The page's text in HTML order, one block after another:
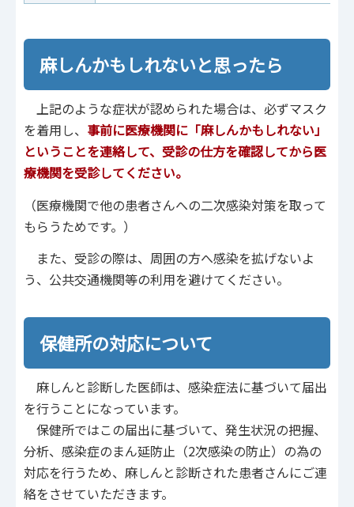
麻しんかもしれないと思ったら
上記のような症状が認められた場合は、必ずマスク
を着用し、 事前に医療機関に「麻しんかもしれない」
ということを連絡して、受診の仕方を確認してから医
療機関を受診してください。
（医療機関で他の患者さんへの二次感染対策を取って
もらうためです。）
また、受診の際は、周囲の方へ感染を拡げないよ
う、公共交通機関等の利用を避けてください。
保健所の対応について
麻しんと診断した医師は、感染症法に基づいて届出
を行うことになっています。
保健所ではこの届出に基づいて、発生状況の把握、
分析、感染症のまん延防止（2次感染の防止）の為の
対応を行うため、麻しんと診断された患者さんにご連
絡をさせていただきます。